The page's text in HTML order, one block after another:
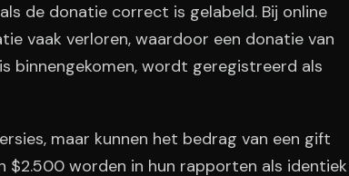
de donatie correct is gelabeld. Bij online
vaak verloren, waardoor een donatie van
binnengekomen, wordt geregistreerd als
maar kunnen het bedrag van een gift
$2.500 worden in hun rapporten als identiek